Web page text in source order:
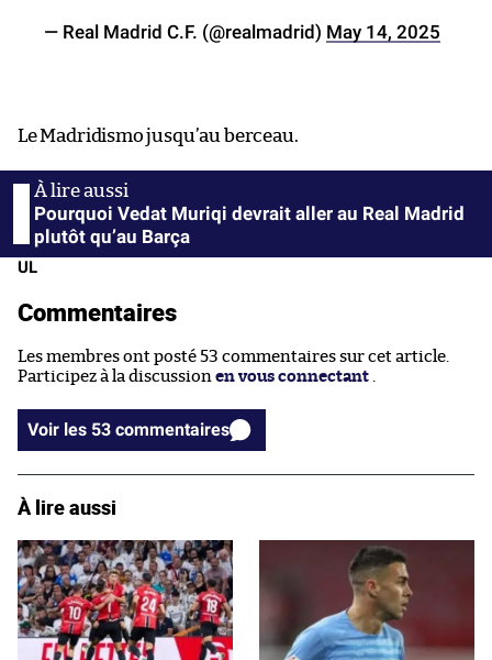
— Real Madrid C.F. (@realmadrid) May 14, 2025
Le Madridismo jusqu’au berceau.
Pourquoi Vedat Muriqi devrait aller au Real Madrid
plutôt qu’au Barça
UL
Commentaires
Les membres ont posté 53 commentaires sur cet article.
Participez à la discussion en vous connectant .
Voir les 53 commentaires
À lire aussi